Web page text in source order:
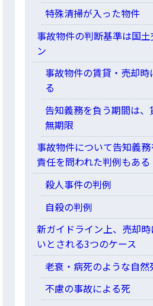
特殊清掃が入った物件
事故物件の判断基準は国
ン
事故物件の賃貸・売却
る
告知義務を負う期間は
無期限
事故物件について告知義
責任を問われた判例もある
殺人事件の判例
自殺の判例
新ガイドライン上、売却
いとされる3つのケース
老衰・病死のような自然
不慮の事故による死